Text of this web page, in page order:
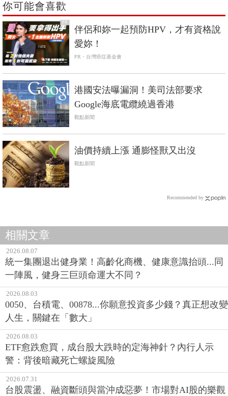
你可能會喜歡
PR
伴侶和妳一起預防HPV，才有資格說
愛妳！
PR・台灣癌症基金會
港國安法曝漏洞！美司法部要求
Google海底電纜繞過香港
觀點新聞
油價持續上漲 通膨怪獸又出沒
觀點新聞
Recommended by
相關文章
2026.08.07
統一集團退出健身業！高齡化商機、健康意識抬頭...同
一陣風，健身三巨頭命運大不同？
2026.08.03
0050、台積電、00878...你願意投資多少錢？真正想改變
人生，關鍵在「數大」
2026.08.03
ETF愈跌愈買，成台股大跌時的定海神針？內行人示
警：背後暗藏死亡螺旋風險
2026.07.31
台股震盪、融資斷頭與當沖成惡夢！市場對AI股的樂觀